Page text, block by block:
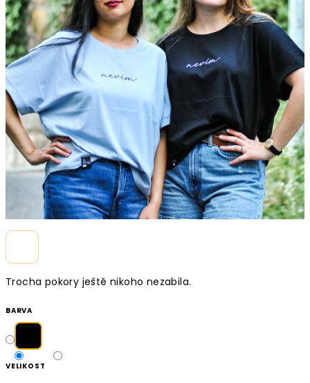
Trocha pokory ještě nikoho nezabila.
BARVA
VELIKOST